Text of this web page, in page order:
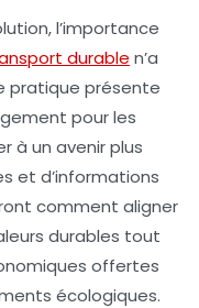
l’importance
durable n’a
pratique présente
pour les
à un avenir plus
et d’informations
comment aligner
durables tout
offertes
écologiques.